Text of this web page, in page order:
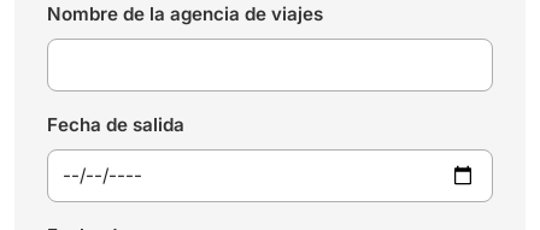
Nombre de la agencia de viajes
Fecha de salida